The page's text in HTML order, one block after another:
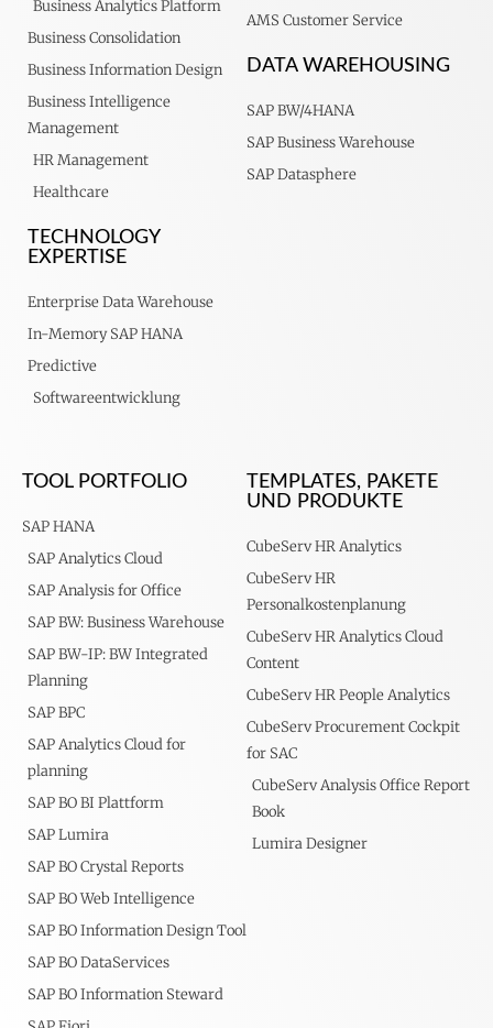
Business Analytics Platform
Business Consolidation
Business Information Design
Business Intelligence
Management
HR Management
Healthcare
TECHNOLOGY
EXPERTISE
Enterprise Data Warehouse
In-Memory SAP HANA
Predictive
Softwareentwicklung
AMS Customer Service
DATA WAREHOUSING
SAP BW/4HANA
SAP Business Warehouse
SAP Datasphere
TOOL PORTFOLIO
SAP HANA
SAP Analytics Cloud
SAP Analysis for Office
SAP BW: Business Warehouse
SAP BW-IP: BW Integrated
Planning
SAP BPC
SAP Analytics Cloud for
planning
SAP BO BI Plattform
SAP Lumira
SAP BO Crystal Reports
SAP BO Web Intelligence
SAP BO Information Design Tool
SAP BO DataServices
SAP BO Information Steward
TEMPLATES, PAKETE
UND PRODUKTE
CubeServ HR Analytics
CubeServ HR
Personalkostenplanung
CubeServ HR Analytics Cloud
Content
CubeServ HR People Analytics
CubeServ Procurement Cockpit
for SAC
CubeServ Analysis Office Report
Book
Lumira Designer